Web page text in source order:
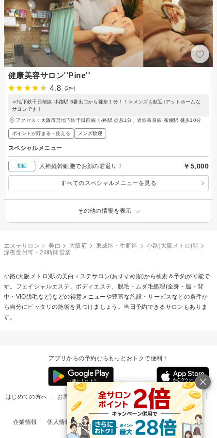
健康美容サロン''Pine''
4.8
(2件)
≪地下鉄千日前線 小路駅 3番出口から徒歩１分！！≫メンズも歓迎♪アットホームな
サロンです！
アクセス：大阪市営地下鉄千日前線 小路駅 徒歩1分、近鉄奈良線 布施駅 徒歩10分
ポイントが貯まる・使える メンズ歓迎
スペシャルメニュー
初回 人神経幹細胞でお顔の若返り！ ￥5,000
すべてのスペシャルメニューを見る
その他の情報を表示
エステサロン 美白 大阪府 東成区・生野区
小路(大阪メトロ)駅
深夜受付可・24時間営業
小路(大阪メトロ)駅の美白エステサロン(おすすめ順)から検索＆予約が可能で
す。フェイシャルエステ、ボディエステ、脱毛・ムダ毛処理(全身・脇・背
中・VIO脱毛など)などの得意メニューや豊富な施設・サービスなどの条件か
ら自分にピッタリの施術を見つけましょう。当日予約できるサロンもありま
す。
アプリからの予約ならもっとおトクで便利！
はじめての方へ お問い合わせ ヘルプ リリース情報
利用規約
掲載ご希望のサロン様
企業情報 個人情報保護方針 楽天のサービス一覧 アプリ一覧
© Rakuten Group, Inc.